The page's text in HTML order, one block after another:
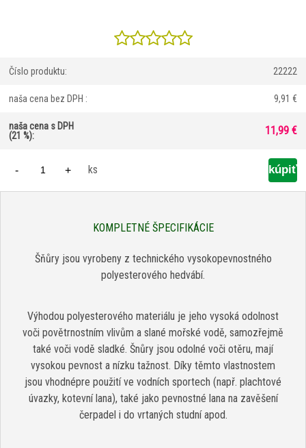
Číslo produktu: 22222
naša cena bez DPH : 9,91 €
naša cena s DPH
(21 %):
11,99 €
- + ks
KOMPLETNÉ ŠPECIFIKÁCIE
Šňůry jsou vyrobeny z technického vysokopevnostného
polyesterového hedvábí.
Výhodou polyesterového materiálu je jeho vysoká odolnost
voči povětrnostním vlivům a slané mořské vodě, samozřejmě
také voči vodě sladké. Šnůry jsou odolné voči otěru, mají
vysokou pevnost a nízku tažnost. Díky těmto vlastnostem
jsou vhodnépre použití ve vodních sportech (např. plachtové
úvazky, kotevní lana), také jako pevnostné lana na zavěšení
čerpadel i do vrtaných studní apod.